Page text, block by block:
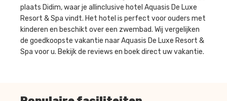
plaats Didim, waar je allinclusive hotel Aquasis De Luxe
Resort & Spa vindt. Het hotel is perfect voor ouders met
kinderen en beschikt over een zwembad. Wij vergelijken
de goedkoopste vakantie naar Aquasis De Luxe Resort &
Spa voor u. Bekijk de reviews en boek direct uw vakantie.